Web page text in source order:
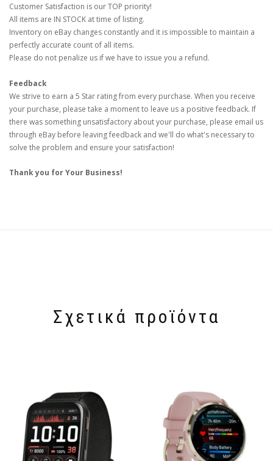
Customer Satisfaction is our TOP priority!
All items are IN STOCK at time of listing.
Inventory on eBay changes constantly and it is impossible to maintain a
perfectly accurate count of all items.
Please do not penalize us if we have to issue you a refund.
Feedback
We strive to earn a 5 Star rating from every purchase. When you receive
your purchase, please take a moment to leave us a positive feedback. If
there was something unsatisfactory about your purchase, please email us
through eBay before leaving feedback and we'll do what's necessary to
solve the problem and ensure your satisfaction!
Thank you for Your Business!
Σχετικά προϊόντα